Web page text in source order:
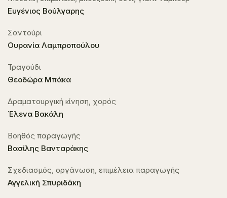
Ευγένιος Βούλγαρης
Σαντούρι
Ουρανία Λαμπροπούλου
Τραγούδι
Θεοδώρα Μπάκα
Δραματουργική κίνηση, χορός
Έλενα Βακάλη
Βοηθός παραγωγής
Βασίλης Βανταράκης
Σχεδιασμός, οργάνωση, επιμέλεια παραγωγής
Αγγελική Σπυριδάκη